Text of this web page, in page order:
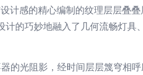
计感的精心编制的纹理层层叠叠
的巧妙地融入了几何流畅灯具、
的光阻影，经时间层层篾穹相呼